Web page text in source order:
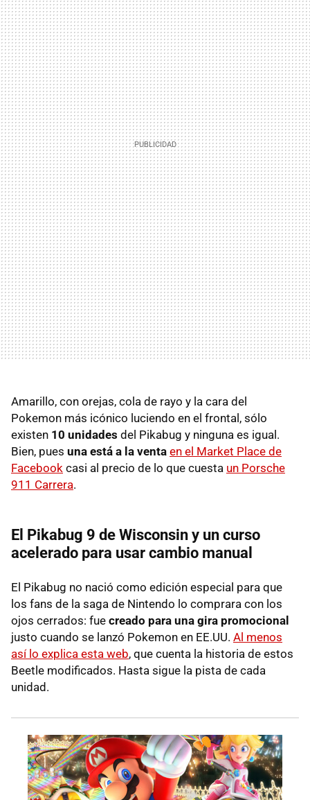
Amarillo, con orejas, cola de rayo y la cara del
Pokemon más icónico luciendo en el frontal, sólo
existen 10 unidades del Pikabug y ninguna es igual.
Bien, pues una está a la venta en el Market Place de
Facebook casi al precio de lo que cuesta un Porsche
911 Carrera.
El Pikabug 9 de Wisconsin y un curso
acelerado para usar cambio manual
El Pikabug no nació como edición especial para que
los fans de la saga de Nintendo lo comprara con los
ojos cerrados: fue creado para una gira promocional
justo cuando se lanzó Pokemon en EE.UU. Al menos
así lo explica esta web, que cuenta la historia de estos
Beetle modificados. Hasta sigue la pista de cada
unidad.